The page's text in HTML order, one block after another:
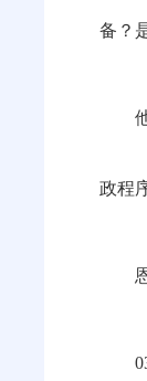
备？
政程